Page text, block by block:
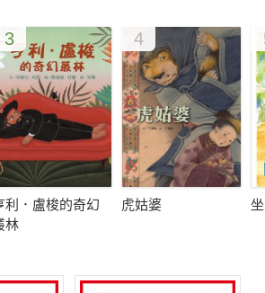
力，但是這些聽起來很抽象的能力要怎麼
以有趣的圖解、淺顯的文字，探索課本以
個知識點都可以激發孩子的好奇心與求知
識、解答問題，養成「理科腦」！
耐人尋味的趣味科普，
的演化科學，探索浩瀚無垠的演化謎題。
3
利．盧梭的奇幻
林
4
虎姑婆